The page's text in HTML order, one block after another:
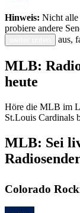
Hinweis: Nicht alle
probiere andere
aus,
MLB:
heute
Höre die MLB im
St.Louis Cardinals
MLB: Sei
Colorado